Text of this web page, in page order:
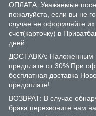
ОПЛАТА: Уважаемые
пожалуйста, если вы не
случае не оформляйте
счет(карточку) в
дней.
ДОСТАВКА: Наложенным
предплате от 30%.При
бесплатная доставка
предоплате!
ВОЗВРАТ: В случае
брака перезвоните нам